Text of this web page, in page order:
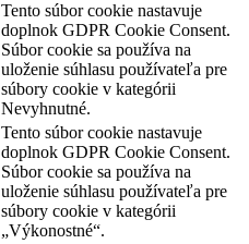
Tento súbor cookie nastavuje
doplnok GDPR Cookie Consent.
Súbor cookie sa používa na
uloženie súhlasu používateľa pre
súbory cookie v kategórii
Nevyhnutné.
Tento súbor cookie nastavuje
doplnok GDPR Cookie Consent.
Súbor cookie sa používa na
uloženie súhlasu používateľa pre
súbory cookie v kategórii
„Výkonostné“.